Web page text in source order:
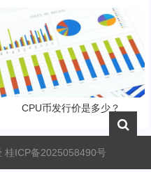
CPU币发行价是多少？
桂ICP备2025058490号